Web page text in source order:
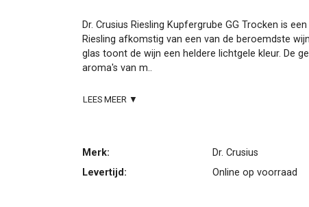
Dr. Crusius Riesling Kupfergrube GG Trocken is
Riesling afkomstig van een van de beroemdste
glas toont de wijn een heldere lichtgele kleur. De
aroma's van m..
LEES MEER ▼
Merk:
Dr. Crusius
Levertijd:
Online op voorraad